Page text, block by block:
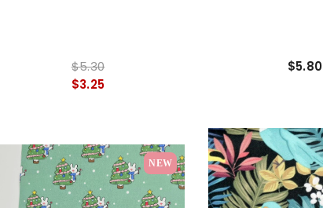
$5.30
$3.25
$5.80
NEW